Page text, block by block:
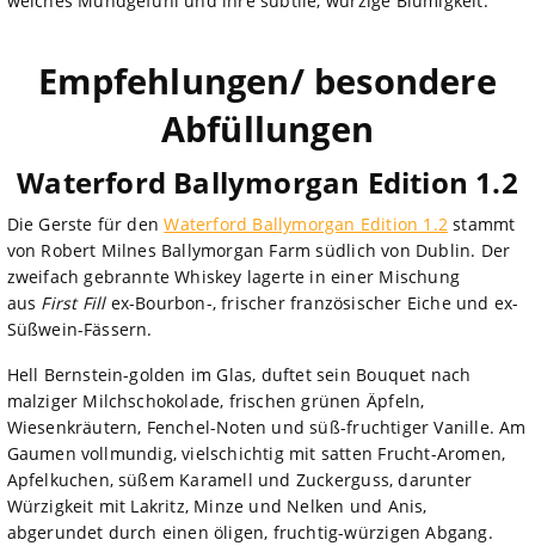
Empfehlungen/ besondere
Abfüllungen
Waterford Ballymorgan Edition 1.2
Die Gerste für denWaterford Ballymorgan Edition 1.2stammt
von Robert Milnes Ballymorgan Farm südlich von Dublin. Der
zweifach gebrannte Whiskey lagerte in einer Mischung
aus First Fillex-Bourbon-, frischer französischer Eiche und ex-
Süßwein-Fässern.
Hell Bernstein-golden im Glas, duftet sein Bouquet nach
malziger Milchschokolade, frischen grünen Äpfeln,
Wiesenkräutern, Fenchel-Noten und süß-fruchtiger Vanille. Am
Gaumen vollmundig, vielschichtig mit satten Frucht-Aromen,
Apfelkuchen, süßem Karamell und Zuckerguss, darunter
Würzigkeit mit Lakritz, Minze und Nelken und Anis,
abgerundet durch einen öligen, fruchtig-würzigen Abgang.